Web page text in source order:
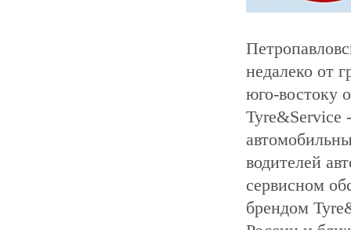
недалеко от
юго-востоку
Tyre&Service
водителей
сервисном
брендом